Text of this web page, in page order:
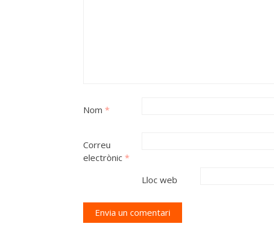
Nom *
Correu
electrònic *
Lloc web